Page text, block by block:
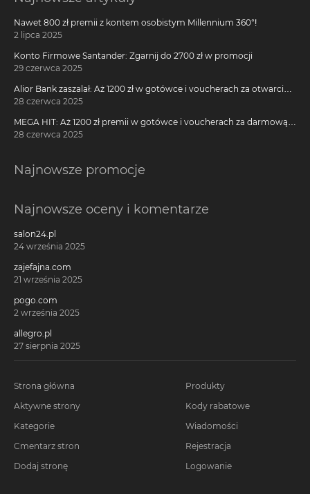
Nawet 800 zł premii z kontem osobistym Millennium 360°!
2 lipca 2025
Konto Firmowe Santander: Zgarnij do 2700 zł w promocji
29 czerwca 2025
Alior Bank zaszalał: Aż 1200 zł w gotówce i voucherach za otwarcie
darmowego konta!
28 czerwca 2025
MEGA HIT: Aż 1200 zł premii w gotówce i voucherach za darmową
kartę kredytową Citi Simplicity
28 czerwca 2025
Najnowsze promocje
Najnowsze oceny i komentarze
salon24.pl
24 września 2025
zajefajna.com
21 września 2025
pogo.com
2 września 2025
allegro.pl
27 sierpnia 2025
Strona główna
Aktywne strony
Kategorie
Cmentarz stron
Dodaj stronę
Produkty
Kody rabatowe
Wiadomości
Rejestracja
Logowanie